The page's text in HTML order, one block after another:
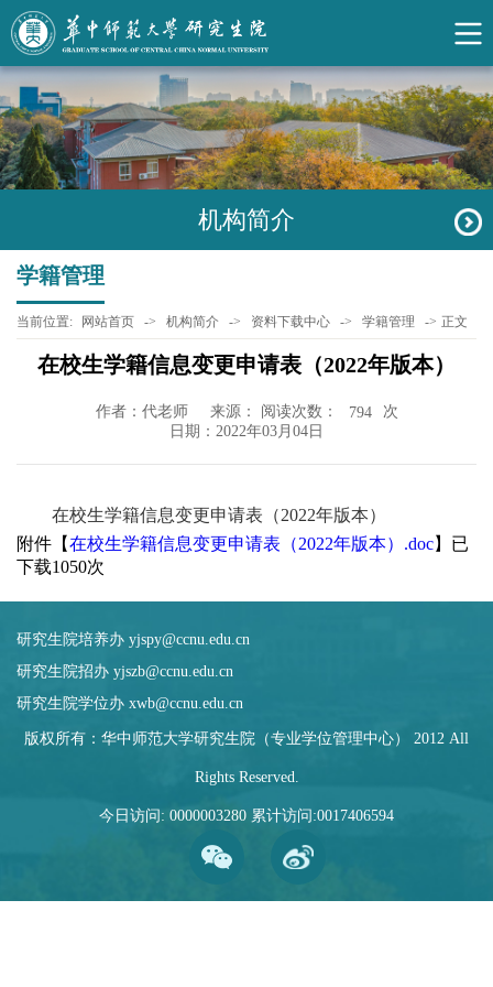
机构简介
学籍管理
当前位置: 网站首页 -> 机构简介 -> 资料下载中心 -> 学籍管理 -> 正文
在校生学籍信息变更申请表（2022年版本）
作者：代老师 来源： 阅读次数： 794
次
日期：2022年03月04日
在校生学籍信息变更申请表（2022年版本）
附件【在校生学籍信息变更申请表（2022年版本）.doc】已
下载1050次
研究生院培养办 yjspy@ccnu.edu.cn
研究生院招办 yjszb@ccnu.edu.cn
研究生院学位办 xwb@ccnu.edu.cn
版权所有：华中师范大学研究生院（专业学位管理中心） 2012 All
Rights Reserved.
今日访问: 0000003280 累计访问:0017406594